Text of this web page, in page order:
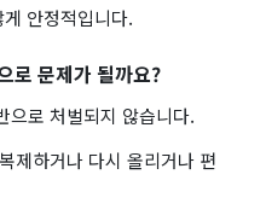
안정적입니다.
로 문제가 될까요?
으로 처벌되지 않습니다.
제하거나 다시 올리거나 편